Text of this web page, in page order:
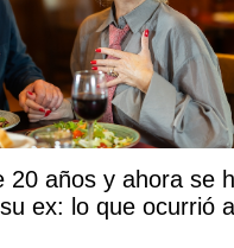
20 años y ahora se
ex: lo que ocurrió